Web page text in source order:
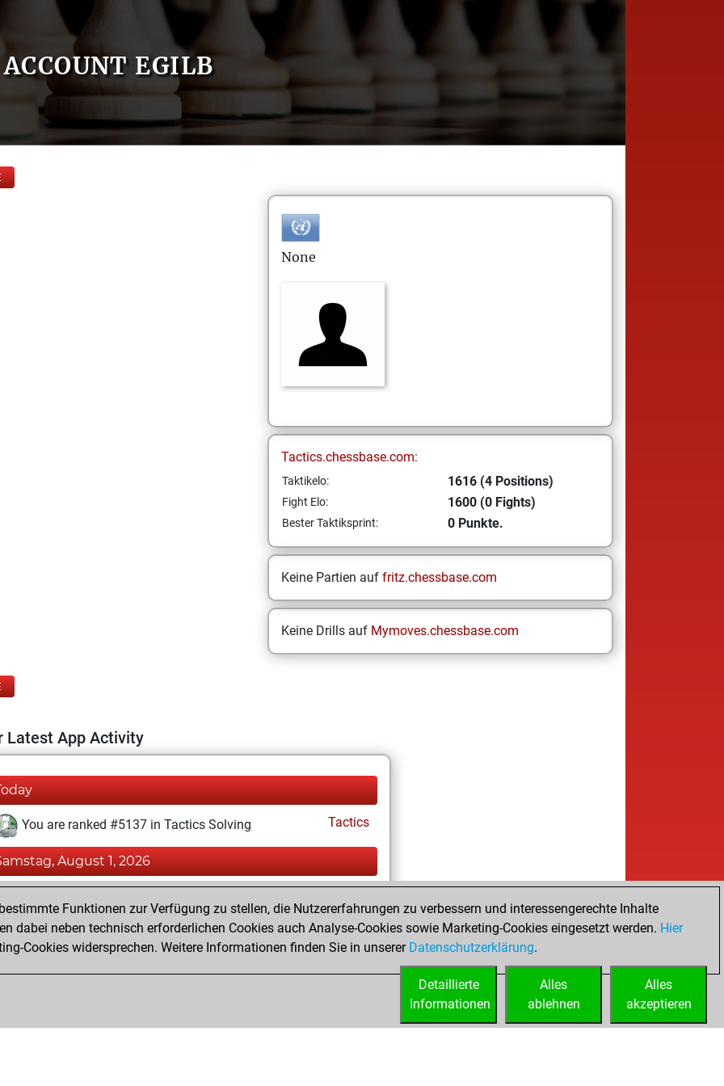
ACCOUNT EGILB
None
Tactics.chessbase.com:
Taktikelo: 1616 (4 Positions)
Fight Elo: 1600 (0 Fights)
Bester Taktiksprint: 0 Punkte.
Keine Partien auf fritz.chessbase.com
Keine Drills auf Mymoves.chessbase.com
Latest App Activity
You are ranked #5137 in Tactics Solving Tactics
August 1, 2026
You solved 3 tactics positions
You achieved an Elo of 1615 in tactics positions
Funktionen zur Verfügung zu stellen, die Nutzererfahrungen zu verbessern und interessengerechte Inhalte
dabei neben technisch erforderlichen Cookies auch Analyse-Cookies sowie Marketing-Cookies eingesetzt werden. Hier
Cookies widersprechen. Weitere Informationen finden Sie in unserer Datenschutzerklärung.
Alles
akzeptieren
Alles
ablehnen
Detaillierte
Informationen